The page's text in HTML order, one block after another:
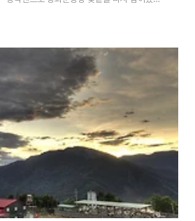
수는 쉴세없이 물을 뿜어내고 있었고, 아이들
앙에 들어가 사진을 찍고 있었다. 가까이 가서
사진을 찍거나 건널 수 있도록 곳곳에 깔아 놓
보긴 첨..^^ 미국대사관쪽에는 역사의 물길을
록해 두고 있었고, 곳곳에 꽃밭을 볼 수 있도